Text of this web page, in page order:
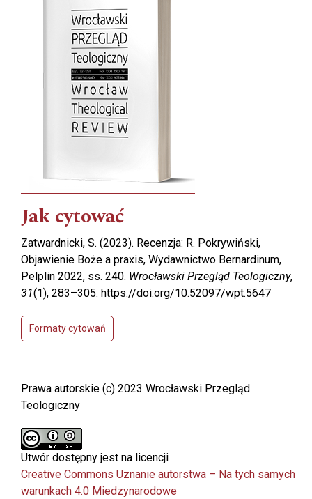
Jak cytować
Zatwardnicki, S. (2023). Recenzja: R. Pokrywiński,
Objawienie Boże a praxis, ­Wydawnictwo Bernardinum,
Pelplin 2022, ss. 240. Wrocławski Przegląd Teologiczny,
31(1), 283–305. https://doi.org/10.52097/wpt.5647
Formaty cytowań
Prawa autorskie (c) 2023 Wrocławski Przegląd
Teologiczny
Utwór dostępny jest na licencji
Creative Commons Uznanie autorstwa – Na tych samych
warunkach 4.0 Miedzynarodowe